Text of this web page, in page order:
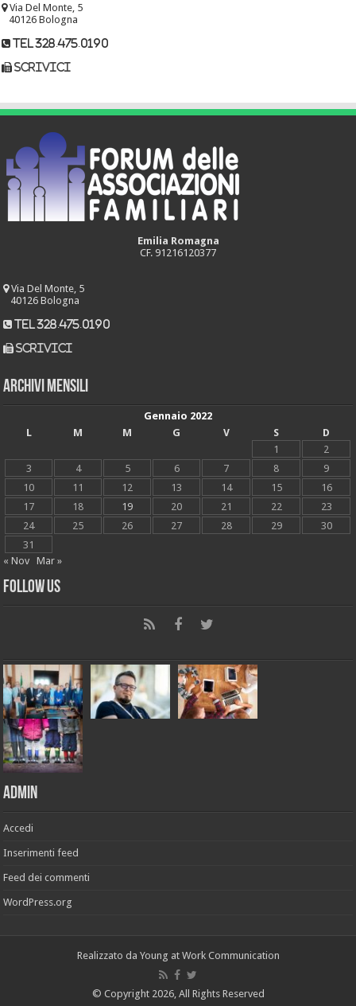
Via Del Monte, 5
40126 Bologna
tel 328.475.0190
scrivici
Emilia Romagna
CF. 91216120377
Via Del Monte, 5
40126 Bologna
tel 328.475.0190
scrivici
Archivi mensili
Gennaio 2022
L
M M G V S
D
1
2
3
4 5 6 7 8
9
10
11 12 13 14 15
16
17
18 19 20 21 22
23
24
25 26 27 28 29
30
31
« Nov
Mar »
Follow Us
Admin
Accedi
Inserimenti feed
Feed dei commenti
WordPress.org
Realizzato da Young at Work Communication
© Copyright 2026, All Rights Reserved